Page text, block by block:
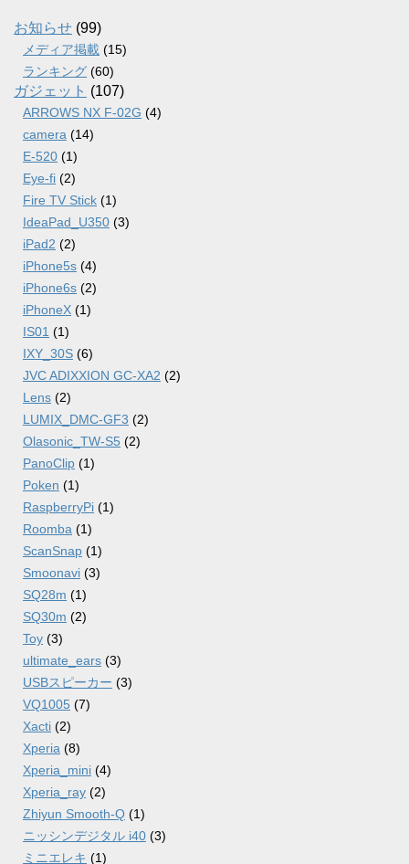
ブ
お知らせ (99)
メディア掲載 (15)
ランキング (60)
ガジェット (107)
ARROWS NX F-02G (4)
camera (14)
E-520 (1)
Eye-fi (2)
Fire TV Stick (1)
IdeaPad_U350 (3)
iPad2 (2)
iPhone5s (4)
iPhone6s (2)
iPhoneX (1)
IS01 (1)
IXY_30S (6)
JVC ADIXXION GC-XA2 (2)
Lens (2)
LUMIX_DMC-GF3 (2)
Olasonic_TW-S5 (2)
PanoClip (1)
Poken (1)
RaspberryPi (1)
Roomba (1)
ScanSnap (1)
Smoonavi (3)
SQ28m (1)
SQ30m (2)
Toy (3)
ultimate_ears (3)
USBスピーカー (3)
VQ1005 (7)
Xacti (2)
Xperia (8)
Xperia_mini (4)
Xperia_ray (2)
Zhiyun Smooth-Q (1)
ニッシンデジタル i40 (3)
ミニエレキ (1)